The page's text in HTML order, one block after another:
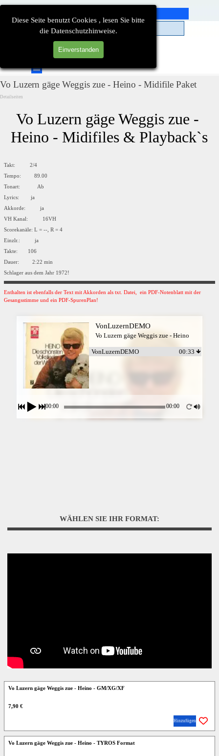
Diese Seite benutzt Cookies , lesen Sie bitte
die Datenschutzhinweise.
Einverstanden
Direkt zum Seiteninhalt
Menü überspringen
Vo Luzern gäge Weggis zue - Heino - Midifile Paket
Detailseiten
Vo Luzern gäge Weggis zue -
Heino - Midifiles & Playback`s
Takt: 2/4
Tempo: 89.00
Tonart: Ab
Lyrics: ja
Akkorde: ja
VH Kanal: 16VH
Scorekanäle: L = --, R = 4
Einzlr.: ja
Takte: 106
Dauer: 2:22 min
Schlager aus dem Jahr 1972!
Enthalten ist ebenfalls der Text mit Akkorden als txt. Datei, ein PDF-Notenblatt mit der
Gesangsstimme und ein PDF-SpurenPlan!
VonLuzernDEMO
Vo Luzern gäge Weggis zue - Heino
VonLuzernDEMO 00:33
00:00 00:00
WÄHLEN SIE IHR FORMAT:
Vo Luzern gäge Weggis zue - Heino - GM/XG/XF
7,90 €
Hinzufügen
Vo Luzern gäge Weggis zue - Heino - TYROS Format